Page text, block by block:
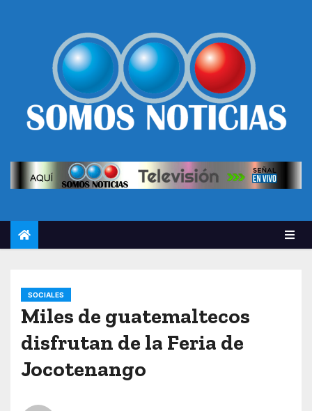
SOCIALES
Miles de guatemaltecos
disfrutan de la Feria de
Jocotenango